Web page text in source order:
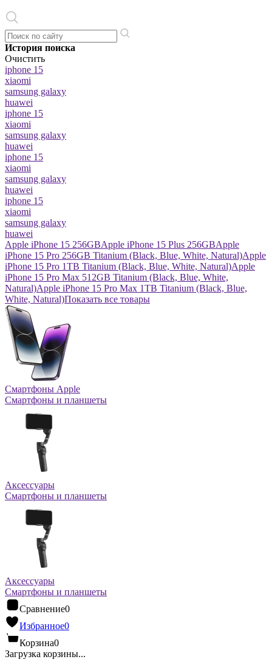
История поиска
Очистить
iphone 15
xiaomi
samsung galaxy
huawei
iphone 15
xiaomi
samsung galaxy
huawei
iphone 15
xiaomi
samsung galaxy
huawei
iphone 15
xiaomi
samsung galaxy
huawei
Apple iPhone 15 256GBApple iPhone 15 Plus 256GBApple
iPhone 15 Pro 256GB Titanium (Black, Blue, White, Natural)Apple
iPhone 15 Pro 1TB Titanium (Black, Blue, White, Natural)Apple
iPhone 15 Pro Max 512GB Titanium (Black, Blue, White,
Natural)Apple iPhone 15 Pro Max 1TB Titanium (Black, Blue,
White, Natural)Показать все товары
Смартфоны Apple
Смартфоны и планшеты
Аксессуары
Смартфоны и планшеты
Аксессуары
Смартфоны и планшеты
Сравнение0
Избранное0
Корзина0
Загрузка корзины...